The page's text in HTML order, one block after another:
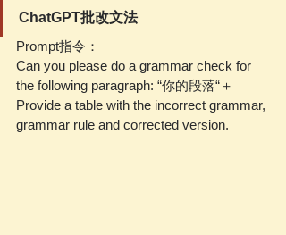
ChatGPT批改文法
Prompt指令：
Can you please do a grammar check for
the following paragraph: “你的段落“＋
Provide a table with the incorrect grammar,
grammar rule and corrected version.